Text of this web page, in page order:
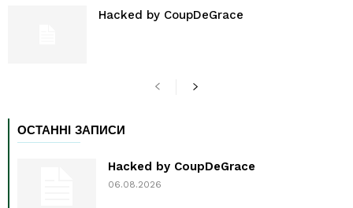
Hacked by CoupDeGrace
ОСТАННІ ЗАПИСИ
Hacked by CoupDeGrace
06.08.2026